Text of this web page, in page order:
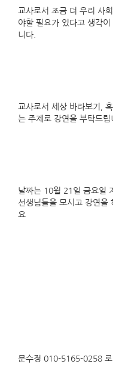
교사로서 조금 더 우리 사
야할 필요가 있다고 생각
니다.
교사로서 세상 바라보기,
는 주제로 강연을 부탁드립
날짜는 10월 21일 금요일
선생님들을 모시고 강연을
요
문수정 010-5165-0258 로